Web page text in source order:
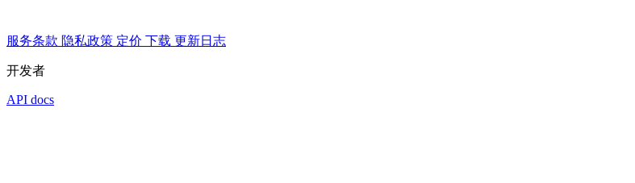
服务条款 隐私政策 定价 下载 更新日志
开发者
API docs